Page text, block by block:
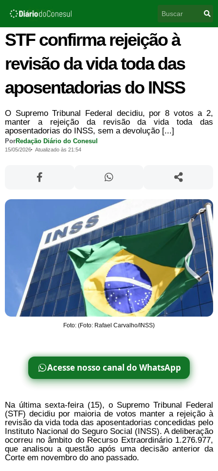
para
conteúdo
STF confirma rejeição à
revisão da vida toda das
aposentadorias do INSS
O Supremo Tribunal Federal decidiu, por 8 votos a 2,
manter a rejeição da revisão da vida toda das
aposentadorias do INSS, sem a devolução [...]
PorRedação Diário do Conesul
15/05/2026 Atualizado às 21:54
Foto: (Foto: Rafael Carvalho/INSS)
Acesse nosso canal do WhatsApp
Na última sexta-feira (15), o Supremo Tribunal Federal
(STF) decidiu por maioria de votos manter a rejeição à
revisão da vida toda das aposentadorias concedidas pelo
Instituto Nacional do Seguro Social (INSS). A deliberação
ocorreu no âmbito do Recurso Extraordinário 1.276.977,
que analisou a questão após uma decisão anterior da
Corte em novembro do ano passado.